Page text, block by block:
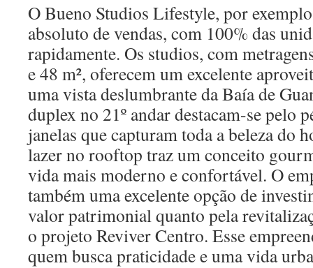
O Bueno Studios Lifestyle, por
absoluto de vendas, com 100% das
rapidamente. Os studios, com
e 48 m², oferecem um excelente
uma vista deslumbrante da Baía de
duplex no 21º andar destacam-se pelo
janelas que capturam toda a beleza do
lazer no rooftop traz um conceito
vida mais moderno e confortável. O
também uma excelente opção de
valor patrimonial quanto pela
o projeto Reviver Centro. Esse
quem busca praticidade e uma vida